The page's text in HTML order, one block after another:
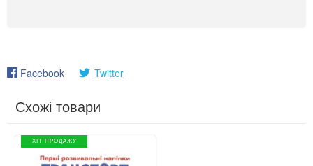
Facebook Twitter
Схожі товари
ХІТ ПРОДАЖУ